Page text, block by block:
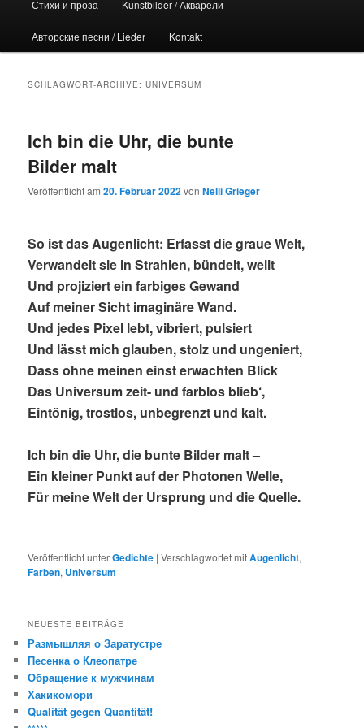
Стихи и проза Kunstbilder / Акварели
Авторские песни / Lieder Kontakt
SCHLAGWORT-ARCHIVE:UNIVERSUM
Ich bin die Uhr, die bunte
Bilder malt
Veröffentlicht am20. Februar 2022vonNelli Grieger
So ist das Augenlicht: Erfasst die graue Welt,
Verwandelt sie in Strahlen, bündelt, wellt
Und projiziert ein farbiges Gewand
Auf meiner Sicht imaginäre Wand.
Und jedes Pixel lebt, vibriert, pulsiert
Und lässt mich glauben, stolz und ungeniert,
Dass ohne meinen einst erwachten Blick
Das Universum zeit- und farblos blieb‘,
Eintönig, trostlos, unbegrenzt und kalt.
Ich bin die Uhr, die bunte Bilder malt –
Ein kleiner Punkt auf der Photonen Welle,
Für meine Welt der Ursprung und die Quelle.
Veröffentlicht unterGedichte |Verschlagwortet mitAugenlicht,
Farben, Universum
NEUESTE BEITRÄGE
Размышляя о Заратустре
Песенка о Клеопатре
Обращение к мужчинам
Хакикомори
Qualität gegen Quantität!